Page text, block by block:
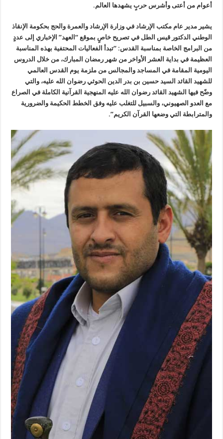
أعوام من أعتى وأشرس حربٍ يشهدها العالم.
يشير مدير عام مكتب الإرشاد في وزارة الإرشاد والعمرة والحج بحكومة الإنقاذ
الوطني الدكتور قيس الطل في تصريح خاصٍ بموقع “العهد” الإخباري إلى عددٍ
من البرامج الخاصة بمناسبة القدس: “تبدأ الفعاليات المحتفية بهذه المناسبة
العظيمة في بداية العشر الأواخر من شهر رمضان المبارك، من خلال الدروس
اليومية المقامة في المساجد والمجالس من ملزمة يوم القدس العالمي
للشهيد القائد السيد حسين بن بدر الدين الحوثي رضوان الله عليه، والتي
وضّح فيها الشهيد القائد رضوان الله عليه المنهجية القرآنية الكاملة في الصراع
مع العدو الصهيوني، والسبيل للتغلب عليه وفق الخطط الحكيمة والضرورية
والمترابطة التي وضعها القرآن الكريم”.